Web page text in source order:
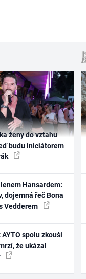
ženy do vztahu
budu iniciátorem
Hansardem:
dojemná řeč Bona
Vedderem
spolu zkouší
že ukázal